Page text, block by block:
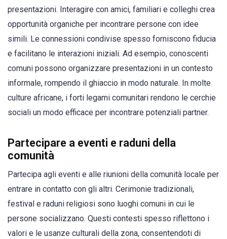
presentazioni. Interagire con amici, familiari e colleghi crea
opportunità organiche per incontrare persone con idee
simili. Le connessioni condivise spesso forniscono fiducia
e facilitano le interazioni iniziali. Ad esempio, conoscenti
comuni possono organizzare presentazioni in un contesto
informale, rompendo il ghiaccio in modo naturale. In molte
culture africane, i forti legami comunitari rendono le cerchie
sociali un modo efficace per incontrare potenziali partner.
Partecipare a eventi e raduni della
comunità
Partecipa agli eventi e alle riunioni della comunità locale per
entrare in contatto con gli altri. Cerimonie tradizionali,
festival e raduni religiosi sono luoghi comuni in cui le
persone socializzano. Questi contesti spesso riflettono i
valori e le usanze culturali della zona, consentendoti di